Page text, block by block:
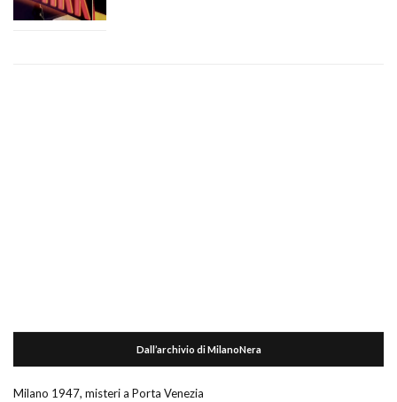
Dall’archivio di MilanoNera
Milano 1947, misteri a Porta Venezia